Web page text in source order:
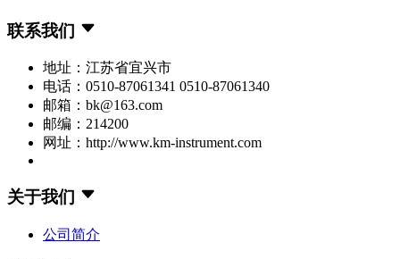
联系我们
地址：江苏省宜兴市
电话：0510-87061341 0510-87061340
邮箱：bk@163.com
邮编：214200
网址：http://www.km-instrument.com
关于我们
公司简介